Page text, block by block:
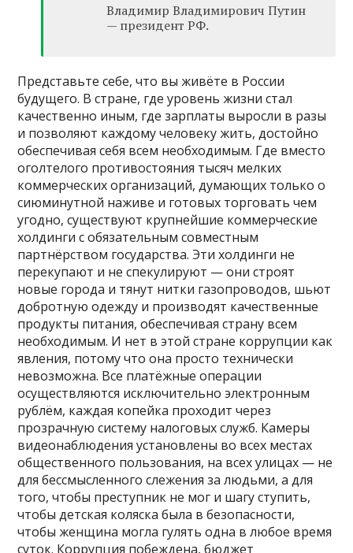
Владимир Владимирович Путин
— президент РФ.
Представьте себе, что вы живёте в России
будущего. В стране, где уровень жизни стал
качественно иным, где зарплаты выросли в разы
и позволяют каждому человеку жить, достойно
обеспечивая себя всем необходимым. Где вместо
оголтелого противостояния тысяч мелких
коммерческих организаций, думающих только о
сиюминутной наживе и готовых торговать чем
угодно, существуют крупнейшие коммерческие
холдинги с обязательным совместным
партнёрством государства. Эти холдинги не
перекупают и не спекулируют — они строят
новые города и тянут нитки газопроводов, шьют
добротную одежду и производят качественные
продукты питания, обеспечивая страну всем
необходимым. И нет в этой стране коррупции как
явления, потому что она просто технически
невозможна. Все платёжные операции
осуществляются исключительно электронным
рублём, каждая копейка проходит через
прозрачную систему налоговых служб. Камеры
видеонаблюдения установлены во всех местах
общественного пользования, на всех улицах — не
для бессмысленного слежения за людьми, а для
того, чтобы преступник не мог и шагу ступить,
чтобы детская коляска была в безопасности,
чтобы женщина могла гулять одна в любое время
суток. Коррупция побеждена, бюджет